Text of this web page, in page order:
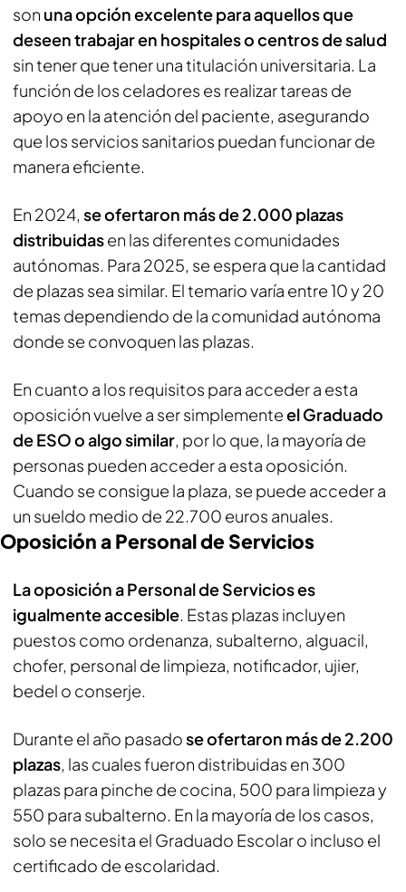
son una opción excelente para aquellos que
deseen trabajar en hospitales o centros de salud
sin tener que tener una titulación universitaria. La
función de los celadores es realizar tareas de
apoyo en la atención del paciente, asegurando
que los servicios sanitarios puedan funcionar de
manera eficiente.
En 2024, se ofertaron más de 2.000 plazas
distribuidasen las diferentes comunidades
autónomas. Para 2025, se espera que la cantidad
de plazas sea similar. El temario varía entre 10 y 20
temas dependiendo de la comunidad autónoma
donde se convoquen las plazas.
En cuanto a los requisitos para acceder a esta
oposición vuelve a ser simplementeel Graduado
de ESO o algo similar, por lo que, la mayoría de
personas pueden acceder a esta oposición.
Cuando se consigue la plaza, se puede acceder a
un sueldo medio de 22.700 euros anuales.
Oposición a Personal de Servicios
La oposición a Personal de Servicios es
igualmente accesible. Estas plazas incluyen
puestos como ordenanza, subalterno, alguacil,
chofer, personal de limpieza, notificador, ujier,
bedel o conserje.
Durante el año pasadose ofertaron más de 2.200
plazas, las cuales fueron distribuidas en 300
plazas para pinche de cocina, 500 para limpieza y
550 para subalterno. En la mayoría de los casos,
solo se necesita el Graduado Escolar o incluso el
certificado de escolaridad.